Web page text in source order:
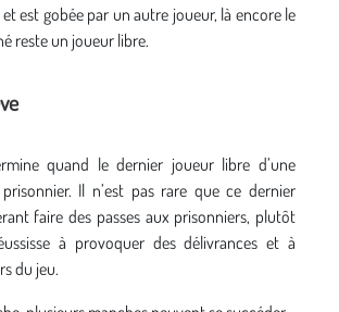
est gobée par un autre joueur, là encore le
reste un joueur libre.
quand le dernier joueur libre d’une
Il n’est pas rare que ce dernier
faire des passes aux prisonniers, plutôt
à provoquer des délivrances et à
du jeu.